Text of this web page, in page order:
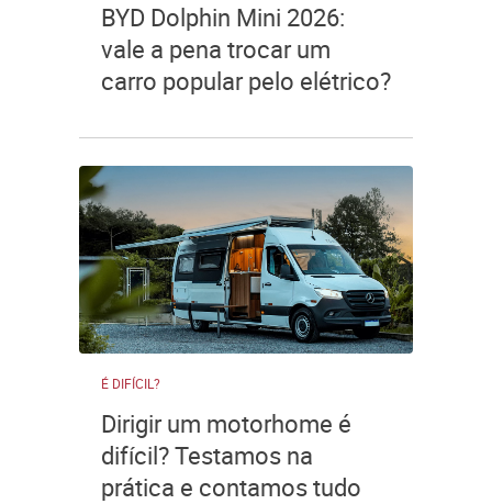
BYD Dolphin Mini 2026:
vale a pena trocar um
carro popular pelo elétrico?
É DIFÍCIL?
Dirigir um motorhome é
difícil? Testamos na
prática e contamos tudo